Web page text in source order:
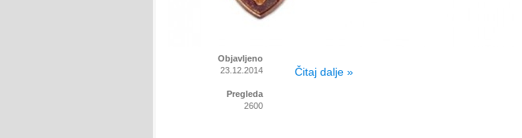
Objavljeno
23.12.2014
Pregleda
2600
Čitaj dalje »